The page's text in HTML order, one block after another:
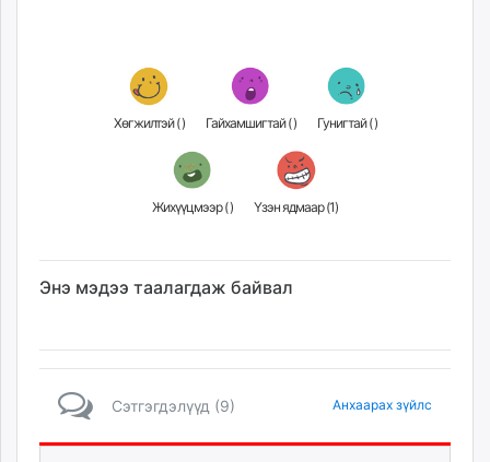
Хөгжилтэй () Гайхамшигтай () Гунигтай ()
Жихүүцмээр () Үзэн ядмаар (1)
Энэ мэдээ таалагдаж байвал
Сэтгэгдэлүүд (9) Анхаарах зүйлс